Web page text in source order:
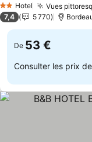
2 Étoiles
Hotel Vues
7,4 5 770
De 53 €
Consulter les prix de